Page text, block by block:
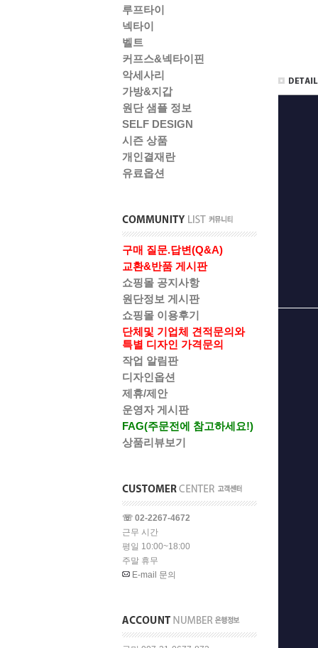
루프타이
넥타이
벨트
커프스&넥타이핀
악세사리
가방&지갑
원단 샘플 정보
SELF DESIGN
시즌 상품
개인결재란
유료옵션
구매 질문.답변(Q&A)
교환&반품 게시판
쇼핑몰 공지사항
원단정보 게시판
쇼핑몰 이용후기
단체및 기업체 견적문의와
특별 디자인 가격문의
작업 알림판
디자인옵션
제휴/제안
운영자 게시판
FAG(주문전에 참고하세요!)
상품리뷰보기
☏ 02-2267-4672
근무 시간
평일 10:00~18:00
주말 휴무
E-mail 문의